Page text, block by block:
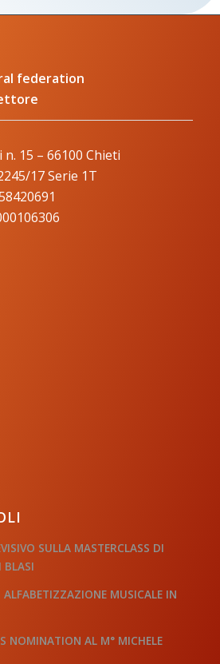
federation
15 – 66100 Chieti
17 Serie 1T
SULLA MASTERCLASS DI
BLASI
MUSICALE IN
NOMINATION AL M° MICHELE